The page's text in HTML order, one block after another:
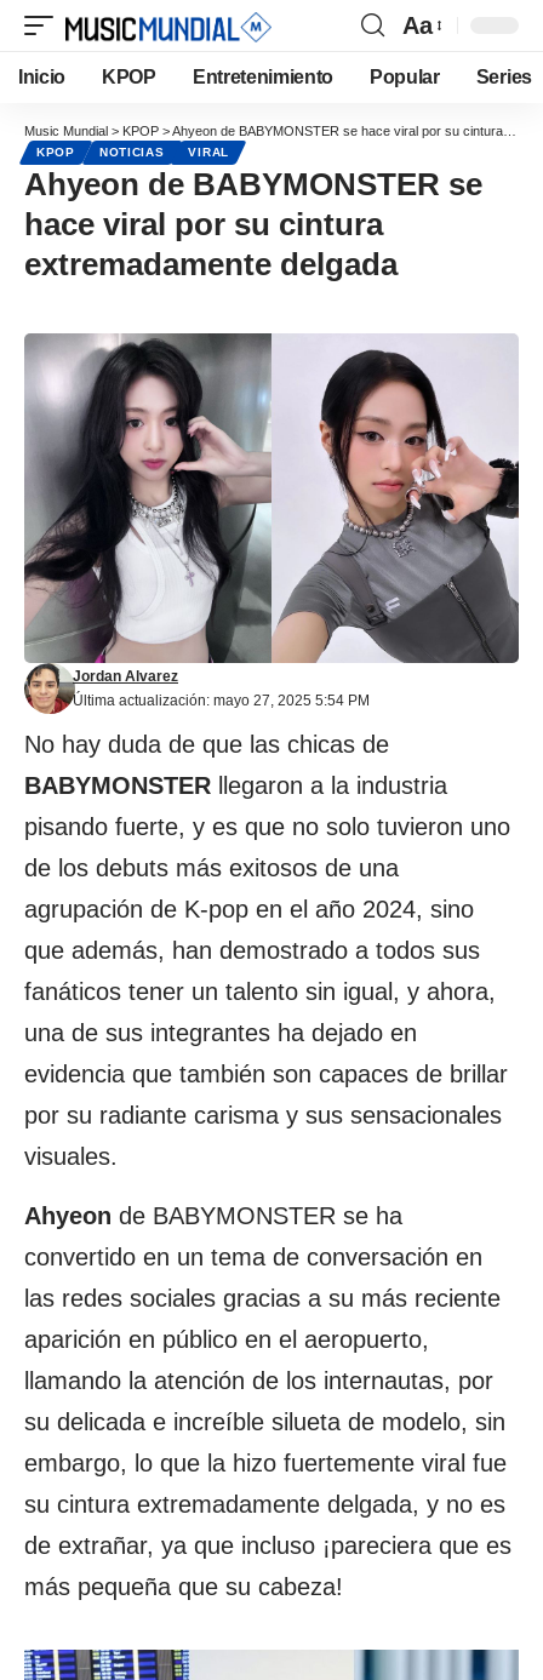
Aa
Inicio KPOP Entretenimiento Popular Series
Music Mundial > KPOP >Ahyeon de BABYMONSTER se hace viral por su cintura extremadamente delgada
KPOP NOTICIAS VIRAL
Ahyeon de BABYMONSTER se
hace viral por su cintura
extremadamente delgada
Última actualización: mayo 27, 2025 5:54 PM
Jordan Alvarez
No hay duda de que las chicas de
BABYMONSTER llegaron a la industria
pisando fuerte, y es que no solo tuvieron uno
de los debuts más exitosos de una
agrupación de K-pop en el año 2024, sino
que además, han demostrado a todos sus
fanáticos tener un talento sin igual, y ahora,
una de sus integrantes ha dejado en
evidencia que también son capaces de brillar
por su radiante carisma y sus sensacionales
visuales.
Ahyeon de BABYMONSTER se ha
convertido en un tema de conversación en
las redes sociales gracias a su más reciente
aparición en público en el aeropuerto,
llamando la atención de los internautas, por
su delicada e increíble silueta de modelo, sin
embargo, lo que la hizo fuertemente viral fue
su cintura extremadamente delgada, y no es
de extrañar, ya que incluso ¡pareciera que es
más pequeña que su cabeza!